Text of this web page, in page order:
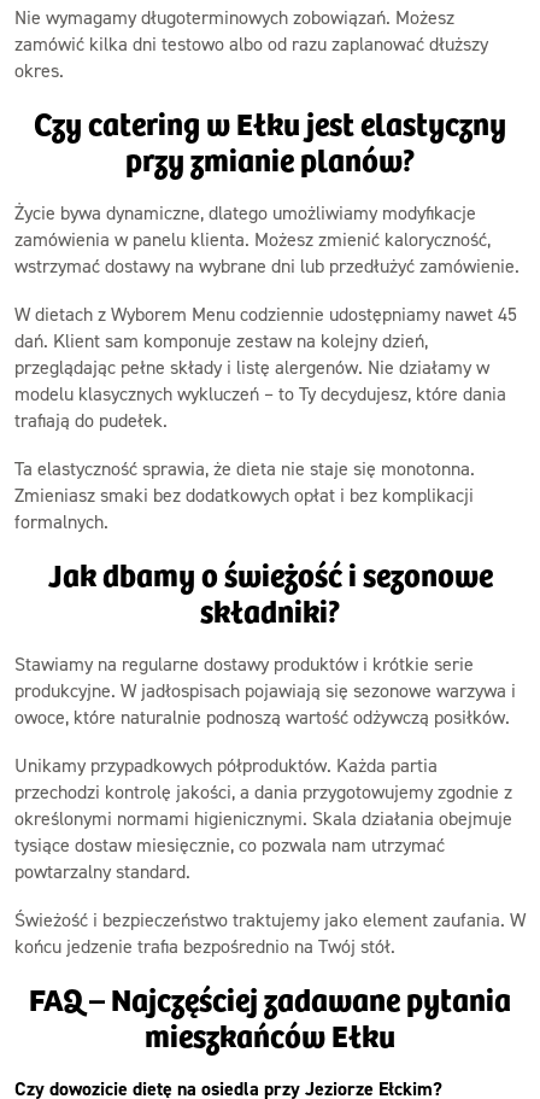
Nie wymagamy długoterminowych zobowiązań. Możesz
zamówić kilka dni testowo albo od razu zaplanować dłuższy
okres.
Czy catering w Ełku jest elastyczny
przy zmianie planów?
Życie bywa dynamiczne, dlatego umożliwiamy modyfikacje
zamówienia w panelu klienta. Możesz zmienić kaloryczność,
wstrzymać dostawy na wybrane dni lub przedłużyć zamówienie.
W dietach z Wyborem Menu codziennie udostępniamy nawet 45
dań. Klient sam komponuje zestaw na kolejny dzień,
przeglądając pełne składy i listę alergenów. Nie działamy w
modelu klasycznych wykluczeń – to Ty decydujesz, które dania
trafiają do pudełek.
Ta elastyczność sprawia, że dieta nie staje się monotonna.
Zmieniasz smaki bez dodatkowych opłat i bez komplikacji
formalnych.
Jak dbamy o świeżość i sezonowe
składniki?
Stawiamy na regularne dostawy produktów i krótkie serie
produkcyjne. W jadłospisach pojawiają się sezonowe warzywa i
owoce, które naturalnie podnoszą wartość odżywczą posiłków.
Unikamy przypadkowych półproduktów. Każda partia
przechodzi kontrolę jakości, a dania przygotowujemy zgodnie z
określonymi normami higienicznymi. Skala działania obejmuje
tysiące dostaw miesięcznie, co pozwala nam utrzymać
powtarzalny standard.
Świeżość i bezpieczeństwo traktujemy jako element zaufania. W
końcu jedzenie trafia bezpośrednio na Twój stół.
FAQ – Najczęściej zadawane pytania
mieszkańców Ełku
Czy dowozicie dietę na osiedla przy Jeziorze Ełckim?